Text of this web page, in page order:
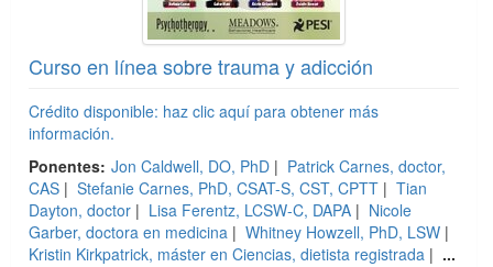
Curso en línea sobre trauma y adicción
Crédito disponible: haz clic aquí para obtener más
información.
Ponentes: Jon Caldwell, DO, PhD | Patrick Carnes, doctor,
CAS | Stefanie Carnes, PhD, CSAT-S, CST, CPTT | Tian
Dayton, doctor | Lisa Ferentz, LCSW-C, DAPA | Nicole
Garber, doctora en medicina | Whitney Howzell, PhD, LSW |
Kristin Kirkpatrick, máster en Ciencias, dietista registrada | ...